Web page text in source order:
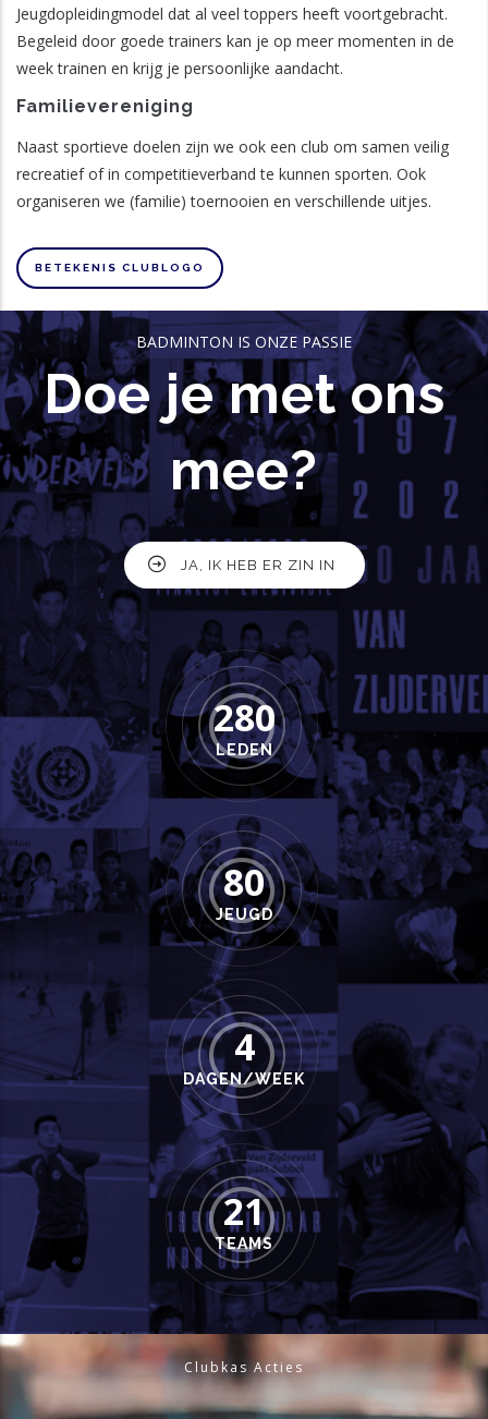
Jeugdopleidingmodel dat al veel toppers heeft voortgebracht.
Begeleid door goede trainers kan je op meer momenten in de
week trainen en krijg je persoonlijke aandacht.
Familievereniging
Naast sportieve doelen zijn we ook een club om samen veilig
recreatief of in competitieverband te kunnen sporten. Ook
organiseren we (familie) toernooien en verschillende uitjes.
BETEKENIS CLUBLOGO
BADMINTON IS ONZE PASSIE
Doe je met ons
mee?
JA, IK HEB ER ZIN IN
280
LEDEN
80
JEUGD
4
DAGEN/WEEK
21
TEAMS
Clubkas Acties